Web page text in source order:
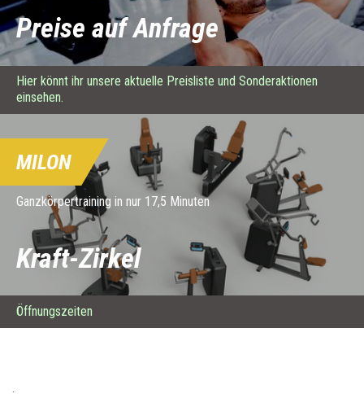
Preise auf Anfrage
Hier könnt ihr unsere aktuelle Preisliste und Sonderaktionen
einsehen.
MILON
Ganzkörpertraining in nur 17,5 Minuten
Kraft-Zirkel
Öffnungszeiten